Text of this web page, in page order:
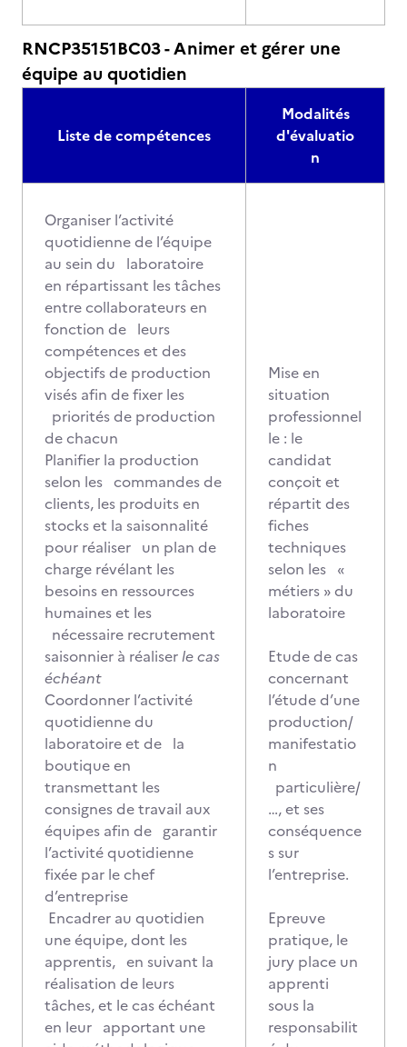
RNCP35151BC03 - Animer et gérer une
équipe au quotidien
Liste de compétences
Modalités
d'évaluatio
n
Organiser l’activité
quotidienne de l’équipe
au sein du laboratoire
en répartissant les tâches
entre collaborateurs en
fonction de leurs
compétences et des
objectifs de production
visés afin de fixer les
priorités de production
de chacun
Planifier la production
selon les commandes de
clients, les produits en
stocks et la saisonnalité
pour réaliser un plan de
charge révélant les
besoins en ressources
humaines et les
nécessaire recrutement
saisonnier à réaliserle cas
échéant
Coordonner l’activité
quotidienne du
laboratoire et de la
boutique en
transmettant les
consignes de travail aux
équipes afin de garantir
l’activité quotidienne
fixée par le chef
d’entreprise
Encadrer au quotidien
une équipe, dont les
apprentis, en suivant la
réalisation de leurs
tâches, et le cas échéant
en leur apportant une
Mise en
situation
professionnel
le : le
candidat
conçoit et
répartit des
fiches
techniques
selon les «
métiers » du
laboratoire
Etude de cas
concernant
l’étude d’une
production/
manifestatio
n
particulière/
…, et ses
conséquence
s sur
l’entreprise.
Epreuve
pratique, le
jury place un
apprenti
sous la
responsabilit